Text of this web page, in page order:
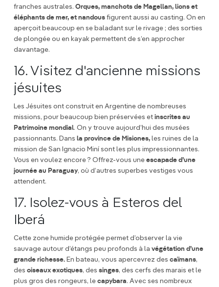
franches australes. Orques, manchots de Magellan, lions et
éléphants de mer, et nandous figurent aussi au casting. On en
aperçoit beaucoup en se baladant sur le rivage ; des sorties
de plongée ou en kayak permettent de s’en approcher
davantage.
16. Visitez d'ancienne missions
jésuites
Les Jésuites ont construit en Argentine de nombreuses
missions, pour beaucoup bien préservées et inscrites au
Patrimoine mondial. On y trouve aujourd’hui des musées
passionnants. Dans la province de Misiones, les ruines de la
mission de San Ignacio Miní sont les plus impressionnantes.
Vous en voulez encore ? Offrez-vous une escapade d’une
journée au Paraguay, où d’autres superbes vestiges vous
attendent.
17. Isolez-vous à Esteros del
Iberá
Cette zone humide protégée permet d’observer la vie
sauvage autour d’étangs peu profonds à la végétation d’une
grande richesse. En bateau, vous apercevrez des caïmans,
des oiseaux exotiques, des singes, des cerfs des marais et le
plus gros des rongeurs, le capybara. Avec ses nombreux